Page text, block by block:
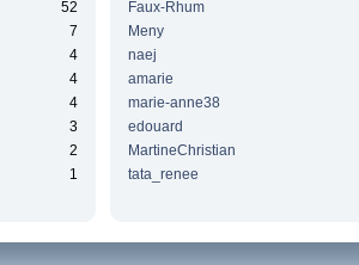
52
7
4
4
4
3
2
1
Faux-Rhum
Meny
naej
amarie
marie-anne38
edouard
MartineChristian
tata_renee